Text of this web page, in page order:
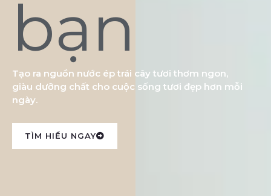
bạn
Tạo ra nguồn nước ép trái cây tươi thơm ngon,
giàu dưỡng chất cho cuộc sống tươi đẹp hơn mỗi
ngày.
TÌM HIỂU NGAY